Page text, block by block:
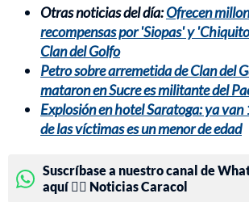
Otras noticias del día:Ofrecen
recompensas por 'Siopas' y
Clan del Golfo
Petro sobre arremetida de Clan del
mataron en Sucre es militante del
Explosión en hotel Saratoga: ya
de las víctimas es un menor de edad
Suscríbase a nuestro canal de
aquí 👉🏻 Noticias Caracol